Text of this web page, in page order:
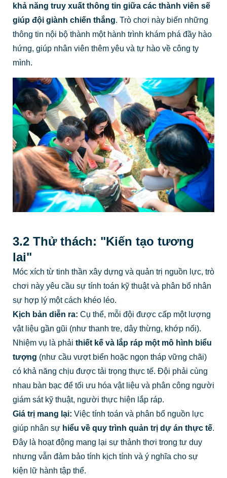
khả năng truy xuất thông tin giữa các thành viên sẽ
giúp đội giành chiến thắng. Trò chơi này biến những
thông tin nội bộ thành một hành trình khám phá đầy hào
hứng, giúp nhân viên thêm yêu và tự hào về công ty
mình.
3.2 Thử thách: "Kiến tạo tương
lai"
Móc xích từ tinh thần xây dựng và quản trị nguồn lực, trò
chơi này yêu cầu sự tính toán kỹ thuật và phân bổ nhân
sự hợp lý một cách khéo léo.
Kịch bản diễn ra: Cụ thể, mỗi đội được cấp một lượng
vật liệu gần gũi (như thanh tre, dây thừng, khớp nối).
Nhiệm vụ là phải thiết kế và lắp ráp một mô hình biểu
tượng (như cầu vượt biển hoặc ngọn tháp vững chãi)
có khả năng chịu được tải trọng thực tế. Đội phải cùng
nhau bàn bạc để tối ưu hóa vật liệu và phân công người
giám sát kỹ thuật, người thực hiện lắp ráp.
Giá trị mang lại: Việc tính toán và phân bổ nguồn lực
giúp nhân sự hiểu về quy trình quản trị dự án thực tế.
Đây là hoạt động mang lại sự thảnh thơi trong tư duy
nhưng vẫn đảm bảo tính kịch tính và ý nghĩa cho sự
kiện lữ hành tập thể.